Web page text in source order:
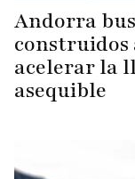
Andorra
acelerar la
asequible